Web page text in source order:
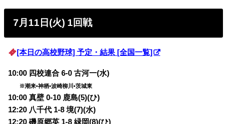
7月11日(火) 1回戦
[本日の高校野球] 予定・結果 [全国一覧]
10:00 四校連合 6-0 古河一(水)
※潮来•神栖•波崎柳川•茨城東
10:00 真壁 0-10 鹿島(5)(ひ)
12:20 八千代 1-8 境(7)(水)
12:20 磯原郷英 1-8 緑岡(8)(ひ)